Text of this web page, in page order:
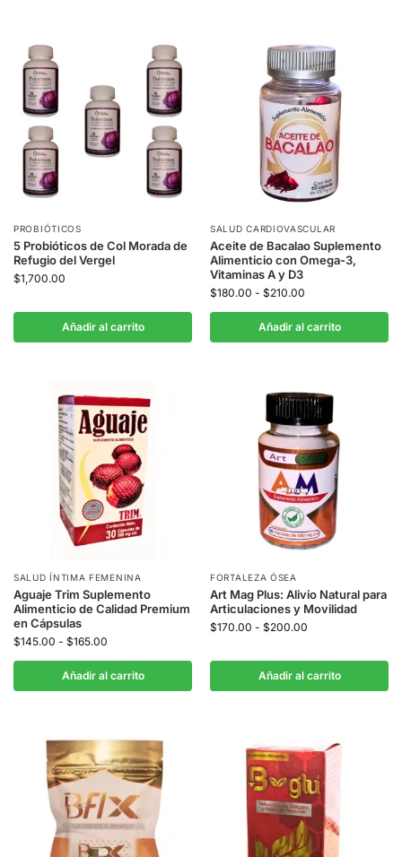
PROBIÓTICOS
5 Probióticos de Col Morada de
Refugio del Vergel
$1,700.00
Añadir al carrito
SALUD CARDIOVASCULAR
Aceite de Bacalao Suplemento
Alimenticio con Omega-3,
Vitaminas A y D3
$180.00 - $210.00
Añadir al carrito
SALUD ÍNTIMA FEMENINA
Aguaje Trim Suplemento
Alimenticio de Calidad Premium
en Cápsulas
$145.00 - $165.00
Añadir al carrito
FORTALEZA ÓSEA
Art Mag Plus: Alivio Natural para
Articulaciones y Movilidad
$170.00 - $200.00
Añadir al carrito